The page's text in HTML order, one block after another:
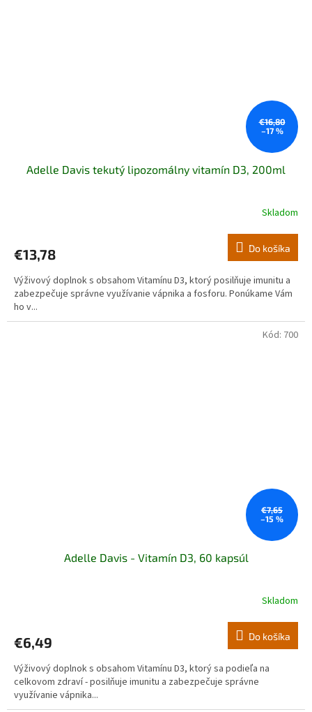
€16,80
–17 %
Adelle Davis tekutý lipozomálny vitamín D3, 200ml
je
z
5
hviezdičiek.
Skladom
€13,78 Do košíka
Výživový doplnok s obsahom Vitamínu D3, ktorý posilňuje imunitu a
zabezpečuje správne využívanie vápnika a fosforu. Ponúkame Vám
ho v...
€7,65
–15 %
Adelle Davis - Vitamín D3, 60 kapsúl
Skladom
€6,49 Do košíka
Výživový doplnok s obsahom Vitamínu D3, ktorý sa podieľa na
celkovom zdraví - posilňuje imunitu a zabezpečuje správne
využívanie vápnika...
Kód: 700